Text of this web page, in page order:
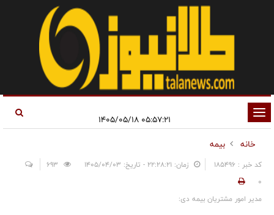
تغییر
وضعیت
ناوبری
خانه
بیمه
کد خبر : 185496 زمان: ۲۲:۲۸:۲۱ - تاریخ: ۱۴۰۵/۰۴/۰۳
0
مدیر امور مشتریان بیمه دی: